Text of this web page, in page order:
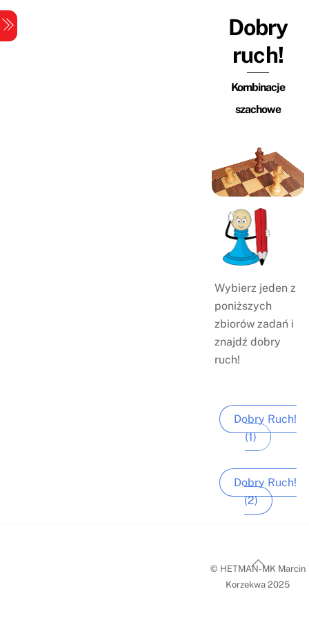
Skip
to
content
Dobry
ruch!
Kombinacje
szachowe
Wybierz jeden z
poniższych
zbiorów zadań i
znajdź dobry
ruch!
Dobry Ruch!
(1)
Dobry Ruch!
(2)
Back
© HETMAN-MK Marcin
Korzekwa 2025